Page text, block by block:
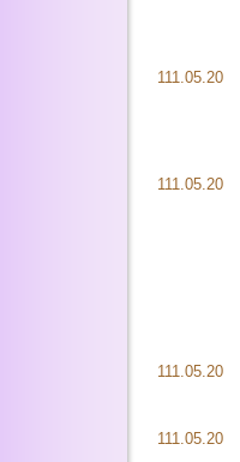
111.05.20
111.05.20
111.05.20
111.05.20